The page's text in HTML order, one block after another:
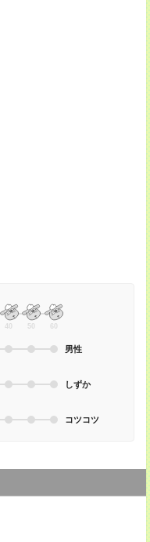
40 50 60
男性
しずか
コツコツ